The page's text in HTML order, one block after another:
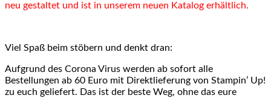
neu gestaltet und ist in unserem neuen Katalog erhältlich.
Viel Spaß beim stöbern und denkt dran:
Aufgrund des Corona Virus werden ab sofort alle
Bestellungen ab 60 Euro mit Direktlieferung von Stampin’ Up!
zu euch geliefert. Das ist der beste Weg, ohne das eure